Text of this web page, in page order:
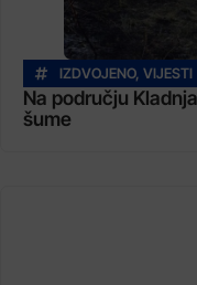
IZDVOJENO, VIJESTI
Na području
šume